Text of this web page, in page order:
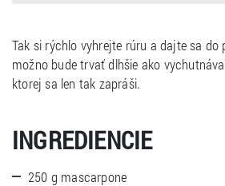
Tak si rýchlo vyhrejte rúru a dajte sa do
možno bude trvať dlhšie ako
ktorej sa len tak zapráši.
INGREDIENCIE
250 g mascarpone